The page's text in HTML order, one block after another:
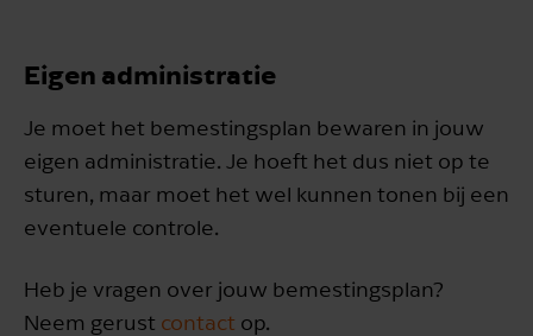
Eigen administratie
Je moet het bemestingsplan bewaren in jouw
eigen administratie. Je hoeft het dus niet op te
sturen, maar moet het wel kunnen tonen bij een
eventuele controle.
Heb je vragen over jouw bemestingsplan?
Neem gerust contact op.